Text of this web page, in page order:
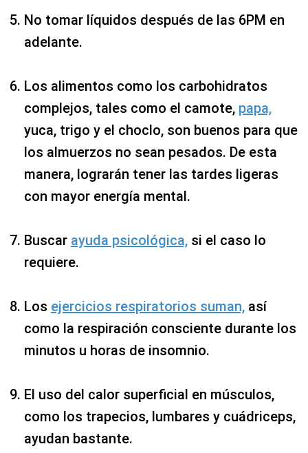
No tomar líquidos después de las 6PM en
adelante.
Los alimentos como los carbohidratos
complejos, tales como el camote, papa,
yuca, trigo y el choclo, son buenos para que
los almuerzos no sean pesados. De esta
manera, lograrán tener las tardes ligeras
con mayor energía mental.
Buscar ayuda psicológica, si el caso lo
requiere.
Los ejercicios respiratorios suman, así
como la respiración consciente durante los
minutos u horas de insomnio.
El uso del calor superficial en músculos,
como los trapecios, lumbares y cuádriceps,
ayudan bastante.